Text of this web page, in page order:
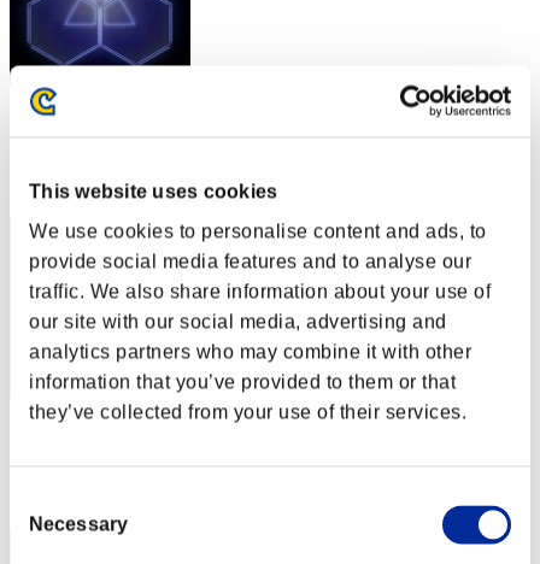
This website uses cookies
We use cookies to personalise content and ads, to
provide social media features and to analyse our
traffic. We also share information about your use of
our site with our social media, advertising and
analytics partners who may combine it with other
information that you’ve provided to them or that
they’ve collected from your use of their services.
Selection
Necessary
スコア: -
132